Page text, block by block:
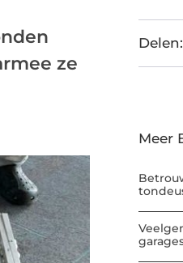
ze
Delen:
Meer